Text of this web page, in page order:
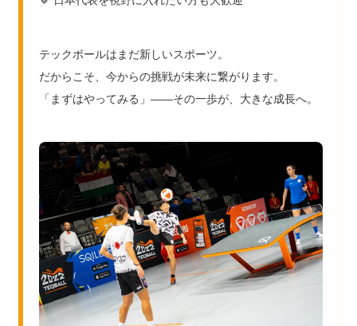
テックボールはまだ新しいスポーツ。
だからこそ、今からの挑戦が未来に繋がります。
「まずはやってみる」――その一歩が、大きな成長へ。